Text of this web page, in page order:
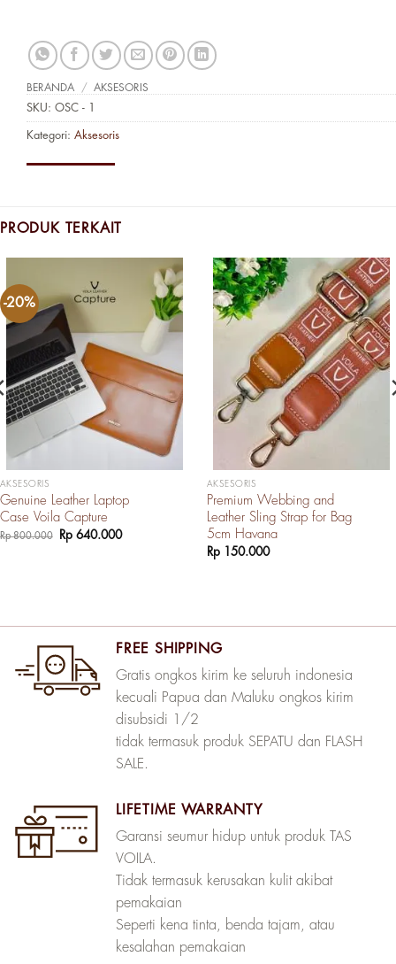
BERANDA / AKSESORIS
SKU: OSC - 1
Kategori: Aksesoris
PRODUK TERKAIT
-20%
AKSESORIS
Genuine Leather Laptop
Case Voila Capture
Rp800.000
Harga
aslinya
Rp 640.000Harga
AKSESORIS
Premium Webbing and
Leather Sling Strap for Bag
5cm Havana
Rp150.000
FREE SHIPPING
Gratis ongkos kirim ke seluruh indonesia
kecuali Papua dan Maluku ongkos kirim
disubsidi 1/2
tidak termasuk produk SEPATU dan FLASH
SALE.
LIFETIME WARRANTY
Garansi seumur hidup untuk produk TAS
VOILA.
Tidak termasuk kerusakan kulit akibat
pemakaian
Seperti kena tinta, benda tajam, atau
kesalahan pemakaian